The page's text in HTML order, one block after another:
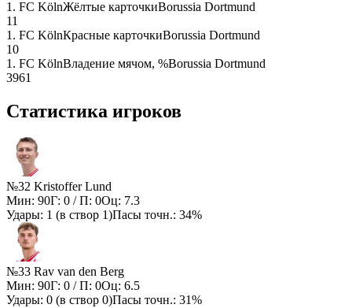
1. FC KölnЖёлтые карточкиBorussia Dortmund
11
1. FC KölnКрасные карточкиBorussia Dortmund
10
1. FC KölnВладение мячом, %Borussia Dortmund
3961
Статистика игроков
№32 Kristoffer Lund
Мин: 90Г: 0 / П: 0Оц: 7.3
Удары: 1 (в створ 1)Пасы точн.: 34%
№33 Rav van den Berg
Мин: 90Г: 0 / П: 0Оц: 6.5
Удары: 0 (в створ 0)Пасы точн.: 31%